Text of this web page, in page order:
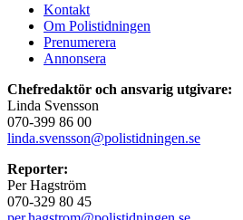
Kontakt
Om Polistidningen
Prenumerera
Annonsera
Chefredaktör och ansvarig utgivare:
Linda Svensson
070-399 86 00
linda.svensson@polistidningen.se
Reporter:
Per Hagström
070-329 80 45